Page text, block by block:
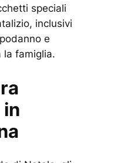
speciali
inclusivi
e
famiglia.